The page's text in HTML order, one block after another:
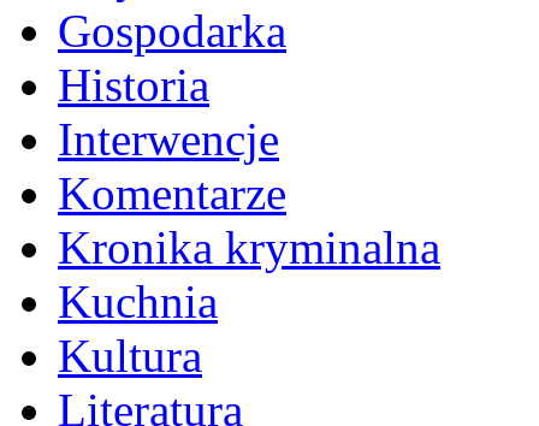
Gospodarka
Historia
Interwencje
Komentarze
Kronika kryminalna
Kuchnia
Kultura
Literatura